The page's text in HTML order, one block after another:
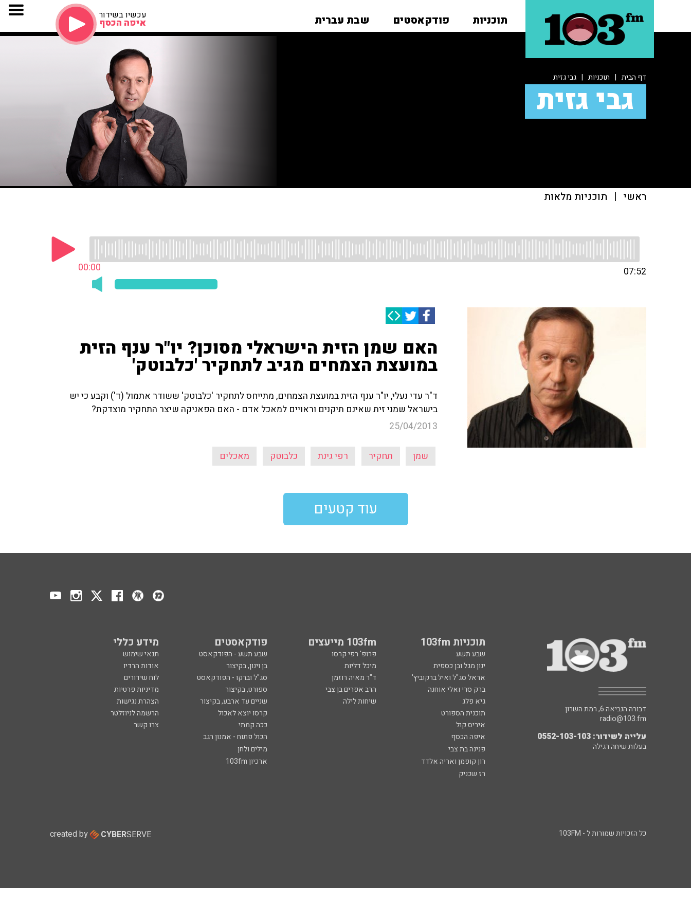
תוכניות פודקאסטים שבת עברית עכשיו בשידור
איפה הכסף
דף הבית | תוכניות | גבי גזית
גבי גזית
ראשי | תוכניות מלאות
00:00 07:52
האם שמן הזית הישראלי מסוכן? יו"ר ענף הזית
במועצת הצמחים מגיב לתחקיר 'כלבוטק'
ד"ר עדי נעלי, יו"ר ענף הזית במועצת הצמחים, מתייחס לתחקיר 'כלבוטק' ששודר אתמול (ד') וקבע כי יש
בישראל שמני זית שאינם תיקנים וראויים למאכל אדם - האם הפאניקה שיצר התחקיר מוצדקת?
25/04/2013
שמן תחקיר רפי גינת כלבוטק מאכלים
עוד קטעים
תוכניות 103fm 103fm מייעצים פודקאסטים מידע כללי
שבע תשע פרופ' רפי קרסו שבע תשע - הפודקאסט
תנאי שימוש
ינון מגל ובן כספית
מיכל דליות בן וינון, בקיצור
אודות הרדיו
אראל סג"ל ואיל ברקוביץ'
ד"ר מאיה רוזמן סג"ל וברקו - הפודקאסט
לוח שידורים
ברק סרי ואלי אוחנה
הרב אפרים בן צבי ספורט, בקיצור
מדיניות פרטיות
גיא פלג
שיחות לילה שניים עד ארבע, בקיצור
הצהרת נגישות
תוכנית הספורט
קרסו יוצא לאכול
הרשמה לניוזלטר
איריס קול
ככה קמתי
צרו קשר
איפה הכסף
הכול פתוח - אמנון רגב
פנינה בת צבי
מילים ולחן
רון קופמן ואריה אלדד
ארכיון 103fm
רז שכניק
דבורה הנביאה 6, רמת השרון
radio@103.fm
עלייה לשידור: 0552-103-103
בעלות שיחה רגילה
כל הזכויות שמורות ל - 103FM created by CYBERSERVE